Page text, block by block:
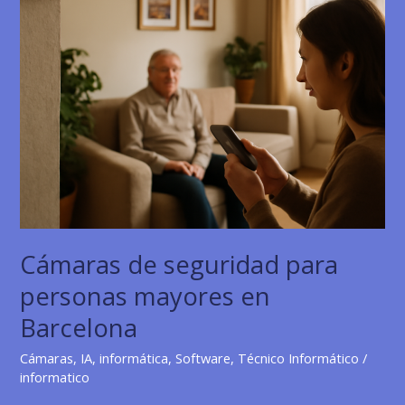
Cámaras de seguridad para
personas mayores en
Barcelona
Cámaras, IA,informática,Software, Técnico Informático /
informatico